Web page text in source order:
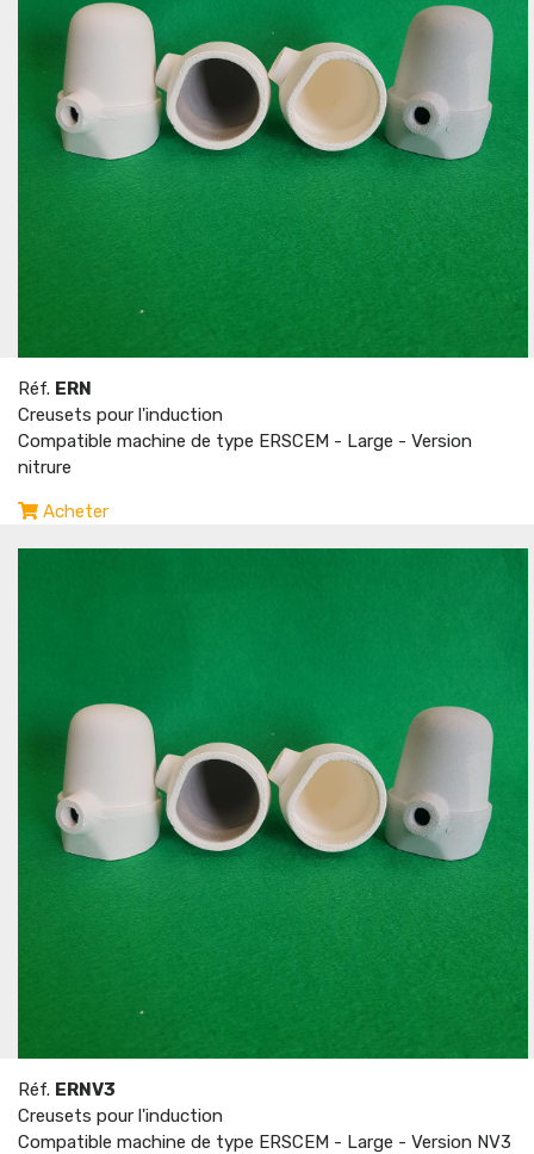
Réf. ERN
Creusets pour l'induction
Compatible machine de type ERSCEM - Large - Version
nitrure
Acheter
Réf. ERNV3
Creusets pour l'induction
Compatible machine de type ERSCEM - Large - Version NV3